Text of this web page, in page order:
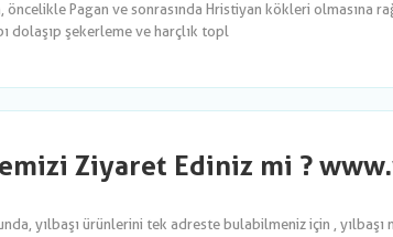
öncelikle Pagan ve sonrasında Hristiyan kökleri olmasına
dolaşıp şekerleme ve harçlık topl
Ziyaret Ediniz mi ?
yılbaşı ürünlerini tek adreste bulabilmeniz için ,